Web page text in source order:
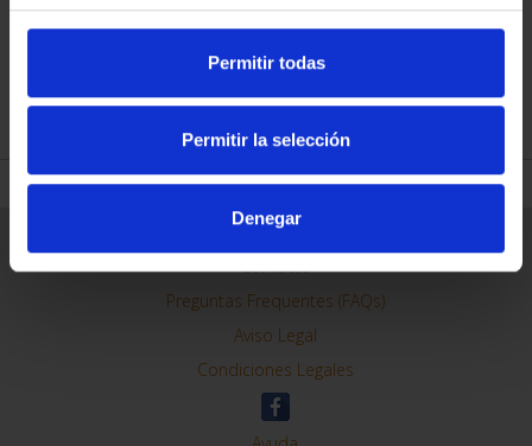
Permitir todas
Permitir la selección
Denegar
REFINAR
Contacto
Preguntas Frequentes (FAQs)
Aviso Legal
Condiciones Legales